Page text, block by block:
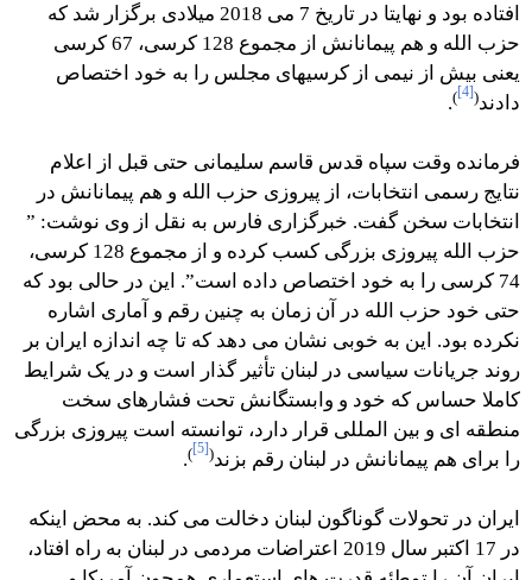
افتاده بود و نهایتا در تاریخ 7 می 2018 میلادی برگزار شد که
حزب الله و هم پیمانانش از مجموع 128 کرسی، 67 کرسی
یعنی بیش از نیمی از کرسیهای مجلس را به خود اختصاص
دادند(
[4]
)
.
فرمانده وقت سپاه قدس قاسم سلیمانی حتی قبل از اعلام
نتایج رسمی انتخابات، از پیروزی حزب الله و هم پیمانانش در
انتخابات سخن گفت. خبرگزاری فارس به نقل از وی نوشت: ”
حزب الله پیروزی بزرگی کسب کرده و از مجموع 128 کرسی،
74 کرسی را به خود اختصاص داده است”. این در حالی بود که
حتی خود حزب الله در آن زمان به چنین رقم و آماری اشاره
نکرده بود. این به خوبی نشان می دهد که تا چه اندازه ایران بر
روند جریانات سیاسی در لبنان تأثیر گذار است و در یک شرایط
کاملا حساس که خود و وابستگانش تحت فشارهای سخت
منطقه ای و بین المللی قرار دارد، توانسته است پیروزی بزرگی
را برای هم پیمانانش در لبنان رقم بزند(
[5]
)
.
ایران در تحولات گوناگون لبنان دخالت می کند. به محض اینکه
در 17 اکتبر سال 2019 اعتراضات مردمی در لبنان به راه افتاد،